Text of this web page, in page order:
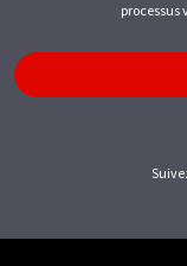
processus